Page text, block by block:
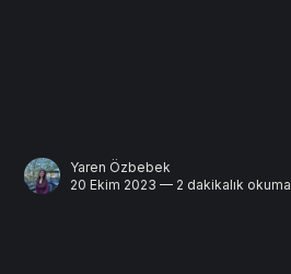
Yaren Özbebek
20 Ekim 2023 — 2 dakikalık okuma